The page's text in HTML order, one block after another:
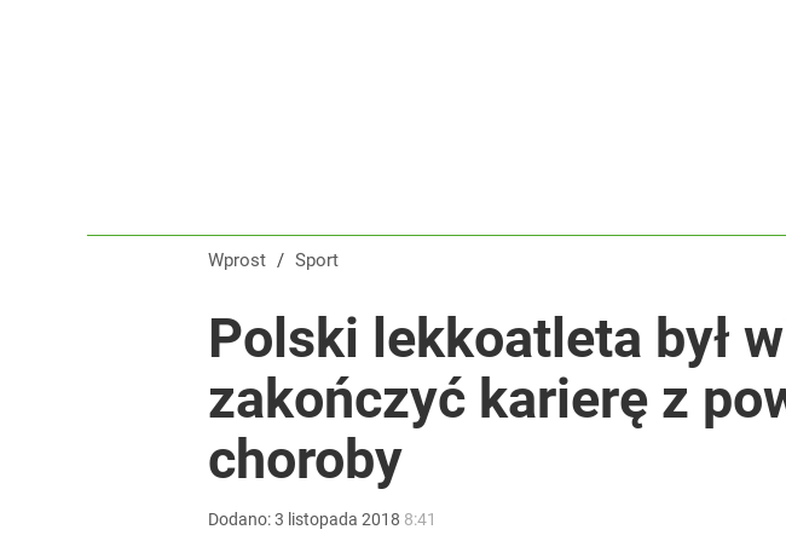
1
Wprost / Sport
Polski lekkoatleta był
zakończyć karierę z
choroby
Dodano:3 listopada 2018 8:41